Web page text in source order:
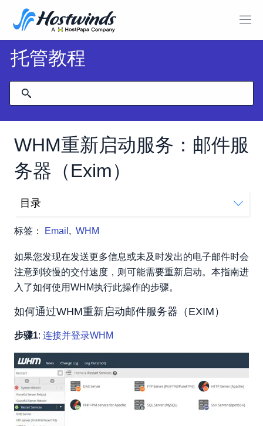
托管教程
WHM重新启动服务：邮件服
务器（Exim）
标签： Email , WHM
目录
如果您发现在发送更多信息或未及时发出的电子邮件时会
注意到较慢的交付速度，则可能需要重新启动。本指南进
入了如何使用WHM执行此操作的步骤。
如何通过WHM重新启动邮件服务器（EXIM）
步骤1: 连接并登录WHM